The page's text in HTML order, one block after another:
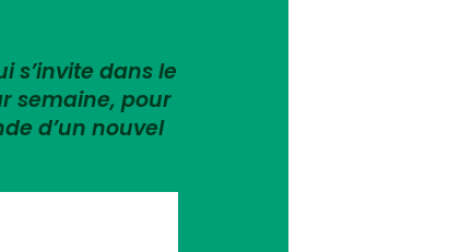
s’invite dans le
semaine, pour
d’un nouvel